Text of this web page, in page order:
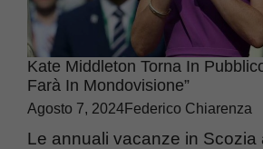
Kate Middleton Torna In
Farà In Mondovisione”
Agosto 7, 2024Federico Chiarenza
Le annuali vacanze in Scozia